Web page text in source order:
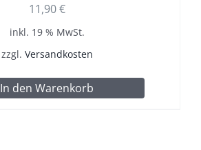
11,90€
inkl. 19 % MwSt.
zzgl. Versandkosten
In den Warenkorb